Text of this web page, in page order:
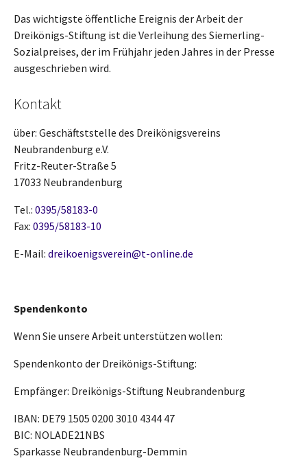
Das wichtigste öffentliche Ereignis der Arbeit der
Dreikönigs-Stiftung ist die Verleihung des Siemerling-
Sozialpreises, der im Frühjahr jeden Jahres in der Presse
ausgeschrieben wird.
Kontakt
über: Geschäftststelle des Dreikönigsvereins
Neubrandenburg e.V.
Fritz-Reuter-Straße 5
17033 Neubrandenburg
Tel.: 0395/58183-0
Fax: 0395/58183-10
E-Mail: dreikoenigsverein@t-online.de
Spendenkonto
Wenn Sie unsere Arbeit unterstützen wollen:
Spendenkonto der Dreikönigs-Stiftung:
Empfänger: Dreikönigs-Stiftung Neubrandenburg
IBAN: DE79 1505 0200 3010 4344 47
BIC: NOLADE21NBS
Sparkasse Neubrandenburg-Demmin